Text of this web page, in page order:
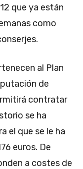
que ya están
como
al Plan
de
contratar
se ha
el que se le ha
euros. De
a costes de